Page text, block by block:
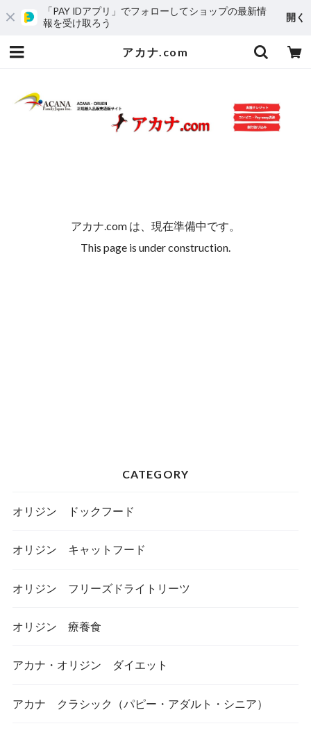
「PAY IDアプリ」でフォローしてショップの最新情
報を受け取ろう
開く
アカナ.com
アカナ.com は、現在準備中です。
This page is under construction.
CATEGORY
オリジン ドックフード
オリジン キャットフード
オリジン フリーズドライトリーツ
オリジン 療養食
アカナ・オリジン ダイエット
アカナ クラシック（パピー・アダルト・シニア）